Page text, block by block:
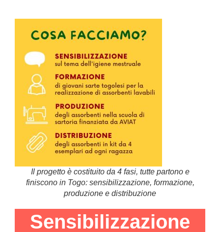
Il progetto è costituito da 4 fasi, tutte partono e
finiscono in Togo: sensibilizzazione, formazione,
produzione e distribuzione
Sensibilizzazione